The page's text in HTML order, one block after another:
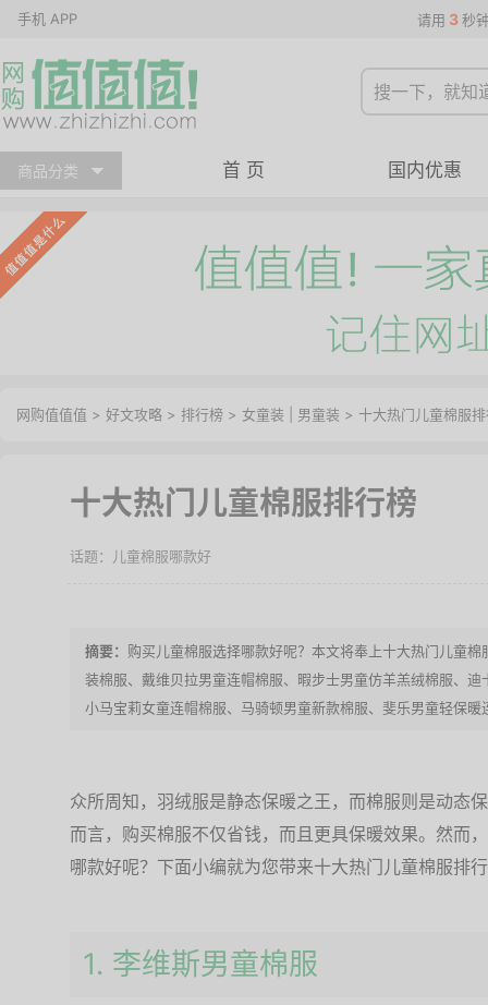
手机 APP 请用 3 秒
商品分类 首 页 国内优惠
网购值值值 > 好文攻略 > 排行榜 > 女童装 男童装 > 十大热门儿童棉服
十大热门儿童棉服排行榜
儿童棉服哪款好
购买儿童棉服选择哪款好呢？本文将奉上十大热门儿童
装棉服、戴维贝拉男童连帽棉服、暇步士男童仿羊羔绒棉服、
小马宝莉女童连帽棉服、马骑顿男童新款棉服、斐乐男童轻保
众所周知，羽绒服是静态保暖之王，而棉服则是动态
而言，购买棉服不仅省钱，而且更具保暖效果。然而
哪款好呢？下面小编就为您带来十大热门儿童棉服排
1. 李维斯男童棉服